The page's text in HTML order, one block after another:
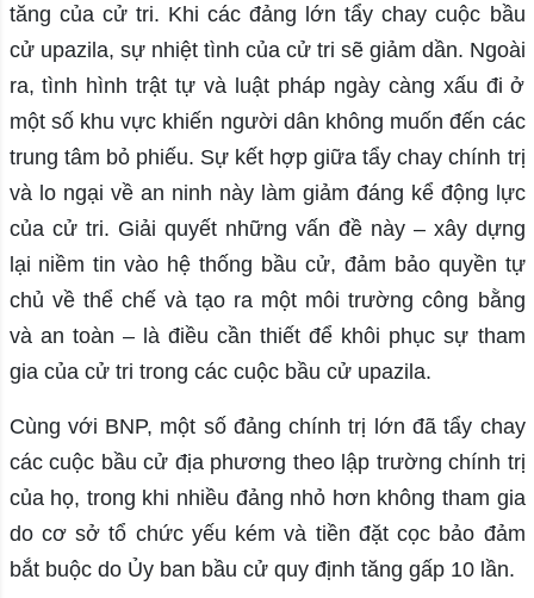
tăng của cử tri. Khi các đảng lớn tẩy chay cuộc bầu
cử upazila, sự nhiệt tình của cử tri sẽ giảm dần. Ngoài
ra, tình hình trật tự và luật pháp ngày càng xấu đi ở
một số khu vực khiến người dân không muốn đến các
trung tâm bỏ phiếu. Sự kết hợp giữa tẩy chay chính trị
và lo ngại về an ninh này làm giảm đáng kể động lực
của cử tri. Giải quyết những vấn đề này – xây dựng
lại niềm tin vào hệ thống bầu cử, đảm bảo quyền tự
chủ về thể chế và tạo ra một môi trường công bằng
và an toàn – là điều cần thiết để khôi phục sự tham
gia của cử tri trong các cuộc bầu cử upazila.
Cùng với BNP, một số đảng chính trị lớn đã tẩy chay
các cuộc bầu cử địa phương theo lập trường chính trị
của họ, trong khi nhiều đảng nhỏ hơn không tham gia
do cơ sở tổ chức yếu kém và tiền đặt cọc bảo đảm
bắt buộc do Ủy ban bầu cử quy định tăng gấp 10 lần.